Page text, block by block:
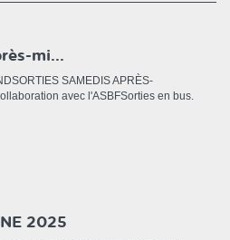
mi...
SAMEDIS APRÈS-
avec l'ASBFSorties en bus.
2025